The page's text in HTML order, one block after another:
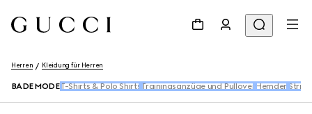
Herren Kleidung für Herren
BADEMODE T-Shirts & Polo Shirts Trainingsanzüge und Pullover Hemden